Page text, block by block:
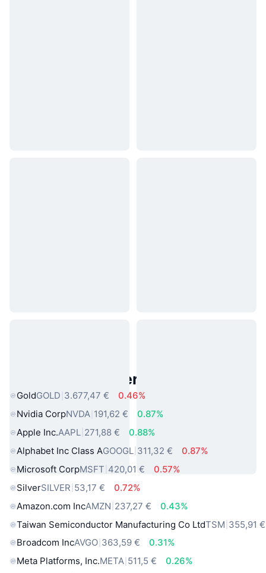
Beliebte reale Vermögenswerte
GoldGOLD 3.677,47 €
0.46%
Nvidia CorpNVDA 191,62 €
0.87%
Apple Inc.AAPL 271,88 €
0.88%
Alphabet Inc Class AGOOGL 311,32 €
0.87%
Microsoft CorpMSFT 420,01 €
0.57%
SilverSILVER 53,17 €
0.72%
Amazon.com IncAMZN 237,27 €
0.43%
Taiwan Semiconductor Manufacturing Co LtdTSM 355,91 €
Broadcom IncAVGO 363,59 €
0.31%
Meta Platforms, Inc.META 511,5 €
0.26%